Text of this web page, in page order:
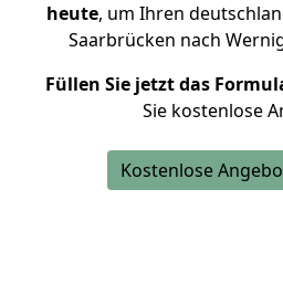
heute, um Ihren
Saarbrücken nach
Füllen Sie jetzt das
Sie kostenlose
Kostenlose